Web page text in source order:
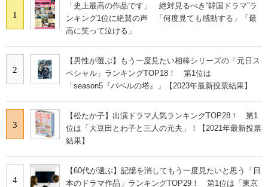
1
「史上最高の作品です」 絶対見るべき“韓国ドラマ”ラ
ンキング1位に絶賛の声 「何度見ても感動する」「最
高に笑って泣ける」
2
【男性が選ぶ】もう一度見たい相棒シリーズの「元日ス
ペシャル」ランキングTOP18！ 第1位は
「season5『バベルの塔』」【2023年最新投票結果】
3
【松たか子】出演ドラマ人気ランキングTOP28！ 第1
位は「大豆田とわ子と三人の元夫」！【2021年最新投票
結果】
4
【60代が選ぶ】記憶を消してもう一度見たいと思う「日
本のドラマ作品」ランキングTOP29！ 第1位は「東京